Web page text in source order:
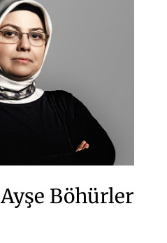
Ayşe Böhürler